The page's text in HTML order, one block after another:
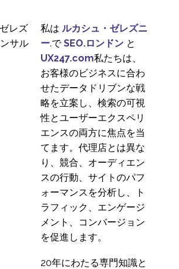
ビリティラボは
のか？
0
なユーザーテス
にローカライズ
3
インリサーチプ
フォームの正し
アのUXリサーチ
1
UXリサーチ参加
の市場別バリエ
私は ルカシュ・ゼレズニ
ー.でSEO.ロンドン と
UX247.com私たちは、
お客様のビジネスに合わ
せたデータドリブンな戦
略を立案し、検索の可視
性とユーザーエクスペリ
エンスの両方に焦点を当
てます。代理店とは異な
り、競合、オーディエン
スの行動、サイトのパフ
ォーマンスを分析し、ト
ラフィック、エンゲージ
メント、コンバージョン
を促進します。
20年にわたる専門知識と